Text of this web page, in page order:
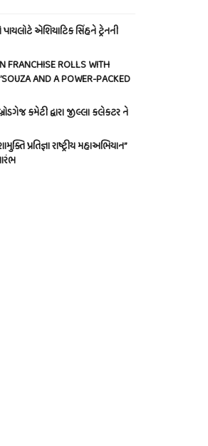
એશિયાટિક સિંહને ટ્રેનની
FRANCHISE ROLLS WITH
AND A POWER-PACKED
કમેટી દ્વારા જીલ્લા કલેકટર ને
પ્રતિજ્ઞા રાષ્ટ્રીય મહાઅભિયાન”